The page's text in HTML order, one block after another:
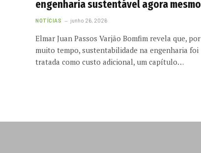
engenharia sustentável agora mesmo
NOTÍCIAS junho 26, 2026
Elmar Juan Passos Varjão Bomfim revela que, por
muito tempo, sustentabilidade na engenharia foi
tratada como custo adicional, um capítulo…